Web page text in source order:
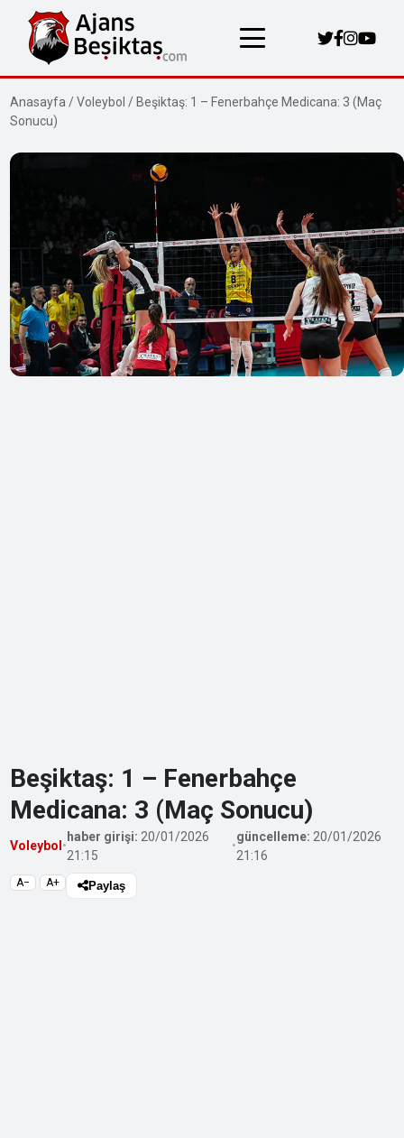
Anasayfa /Voleybol / Beşiktaş: 1 – Fenerbahçe Medicana: 3 (Maç
Sonucu)
Beşiktaş: 1 – Fenerbahçe
Medicana: 3 (Maç Sonucu)
Voleybol •
haber girişi: 20/01/2026
21:15
•
güncelleme: 20/01/2026
21:16
A− A+ Paylaş